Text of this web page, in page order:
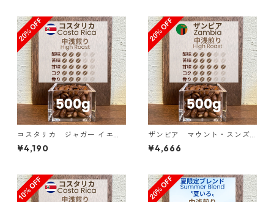
コスタリカ ジャガー イエロ
ーハニー SHB 500g（100g単
価の20％OFF）
¥4,190
ザンビア マウント・スンズ
農園 AA+ スターマヤ＆マルセ
レサ 500g（100g単価の2
¥4,666